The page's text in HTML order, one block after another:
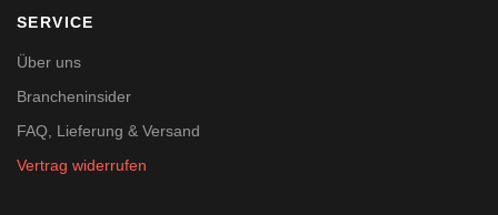
SERVICE
Über uns
Brancheninsider
FAQ, Lieferung & Versand
Vertrag widerrufen